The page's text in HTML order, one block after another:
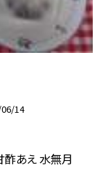
14
酢あえ 水無月